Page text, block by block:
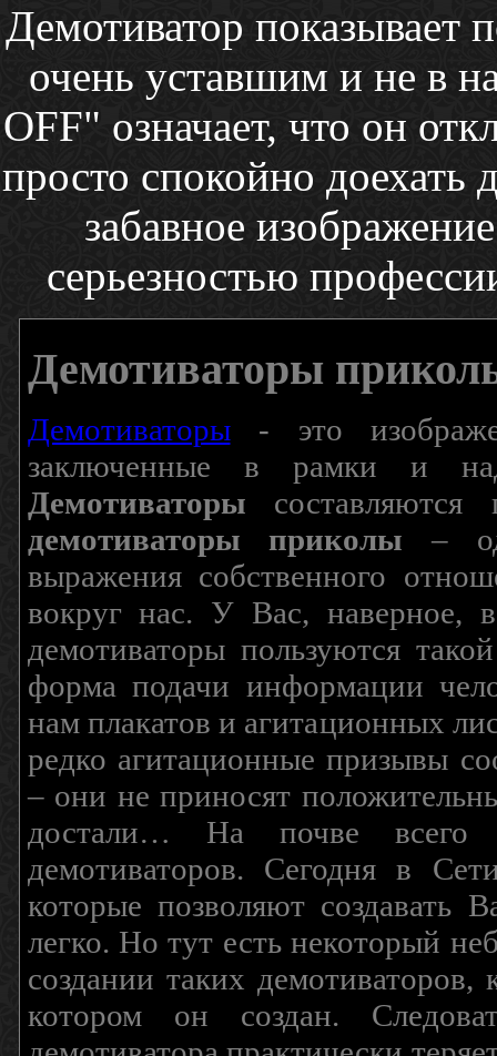
Демотиватор показывает
очень уставшим и не в
OFF" означает, что он
просто спокойно доехать
забавное
серьезностью
Демотиваторы
Демотиваторы- это
заключенные в рамки и
Демотиваторы составляются
демотиваторы приколы –
выражения собственного
вокруг нас. У Вас, наверное,
демотиваторы пользуются
форма подачи информации
нам плакатов и агитационных
редко агитационные призывы
– они не приносят
достали… На почве всего
демотиваторов. Сегодня в
которые позволяют создавать
легко. Но тут есть некоторый
создании таких
котором он создан.